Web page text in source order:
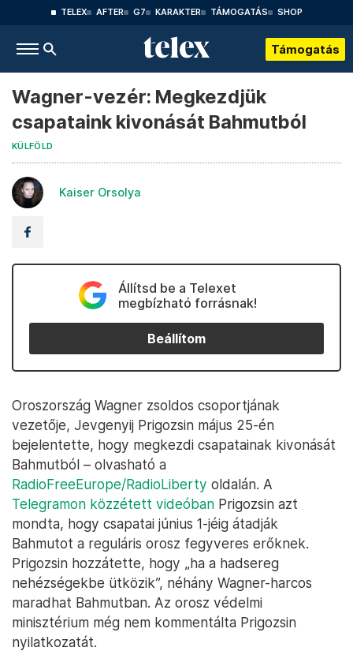
TELEX AFTER G7 KARAKTER TÁMOGATÁS SHOP
Támogatás
Wagner-vezér: Megkezdjük
csapataink kivonását Bahmutból
KÜLFÖLD
Kaiser Orsolya
Állítsd be a Telexet
megbízható forrásnak!
Beállítom
Oroszország Wagner zsoldos csoportjának
vezetője, Jevgenyij Prigozsin május 25-én
bejelentette, hogy megkezdi csapatainak kivonását
Bahmutból – olvasható a
RadioFreeEurope/RadioLiberty oldalán. A
Telegramon közzétett videóban Prigozsin azt
mondta, hogy csapatai június 1-jéig átadják
Bahmutot a reguláris orosz fegyveres erőknek.
Prigozsin hozzátette, hogy „ha a hadsereg
nehézségekbe ütközik”, néhány Wagner-harcos
maradhat Bahmutban. Az orosz védelmi
minisztérium még nem kommentálta Prigozsin
nyilatkozatát.